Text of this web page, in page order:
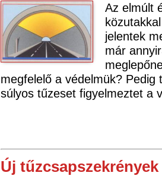
Az elmúlt
jelentek
már
megfelelő a védelmük?
súlyos tűzeset figyelmeztet a
Új